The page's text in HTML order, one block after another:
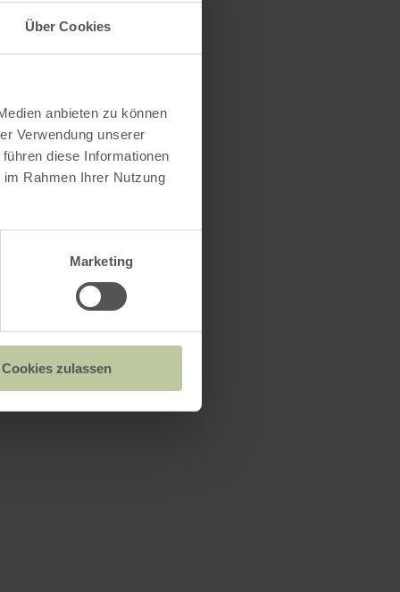
Über Cookies
anbieten zu können
Verwendung unserer
diese Informationen
Rahmen Ihrer Nutzung
Marketing
Cookies zulassen